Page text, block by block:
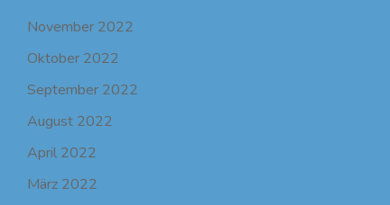
November 2022
Oktober 2022
September 2022
August 2022
April 2022
März 2022